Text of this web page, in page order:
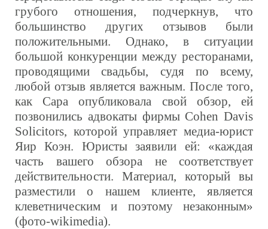
грубого отношения, подчеркнув, что
большинство других отзывов были
положительными. Однако, в ситуации
большой конкуренции между ресторанами,
проводящими свадьбы, судя по всему,
любой отзыв является важным. После того,
как Сара опубликовала свой обзор, ей
позвонились адвокаты фирмы Cohen Davis
Solicitors, которой управляет медиа-юрист
Яир Коэн. Юристы заявили ей: «каждая
часть вашего обзора не соответствует
действительности. Материал, который вы
разместили о нашем клиенте, является
клеветническим и поэтому незаконным»
(фото-wikimedia).